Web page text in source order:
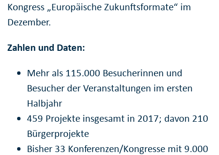
Kongress „Europäische Zukunftsformate“ im
Dezember.
Zahlen und Daten:
Mehr als 115.000 Besucherinnen und
Besucher der Veranstaltungen im ersten
Halbjahr
459 Projekte insgesamt in 2017; davon 210
Bürgerprojekte
Bisher 33 Konferenzen/Kongresse mit 9.000